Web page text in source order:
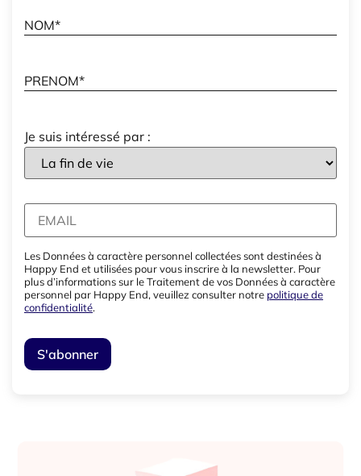
Je suis intéressé par :
Les Données à caractère personnel collectées sont destinées à
Happy End et utilisées pour vous inscrire à la newsletter. Pour
plus d’informations sur le Traitement de vos Données à caractère
personnel par Happy End, veuillez consulter notre politique de
confidentialité.